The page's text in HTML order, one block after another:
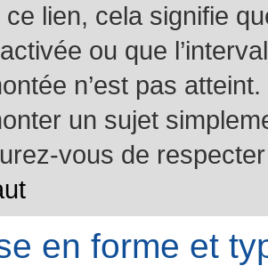
ce lien, cela signifie
ou que
n’est pas
un sujet
vous de
en forme et